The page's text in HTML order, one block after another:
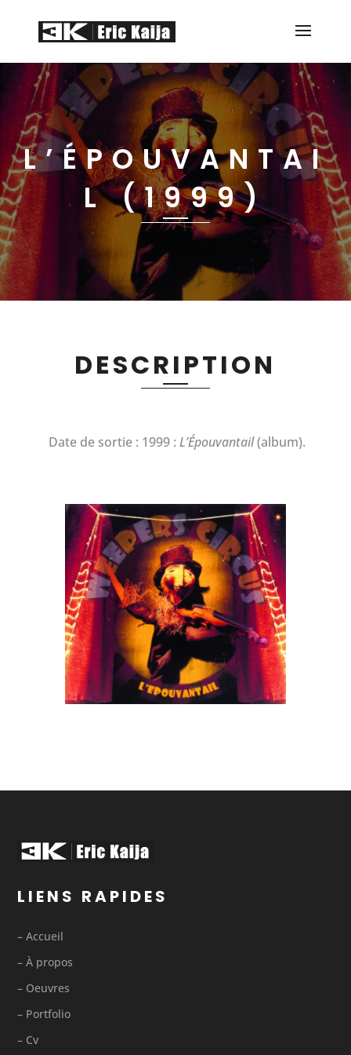
L’ÉPOUVANTAI
L (1999)
DESCRIPTION
Date de sortie : 1999 : L’Épouvantail(album).
LIENS RAPIDES
– Accueil
– À propos
– Oeuvres
– Portfolio
– Cv